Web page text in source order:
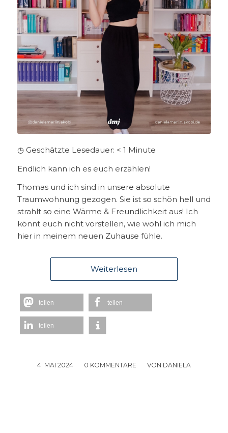
◷ Geschätzte Lesedauer: < 1 Minute
Endlich kann ich es euch erzählen!
Thomas und ich sind in unsere absolute
Traumwohnung gezogen. Sie ist so schön hell und
strahlt so eine Wärme & Freundlichkeit aus! Ich
könnt euch nicht vorstellen, wie wohl ich mich
hier in meinem neuen Zuhause fühle.
Weiterlesen
teilen teilen
teilen
4. MAI 2024
/ 0 KOMMENTARE
/ VON DANIELA